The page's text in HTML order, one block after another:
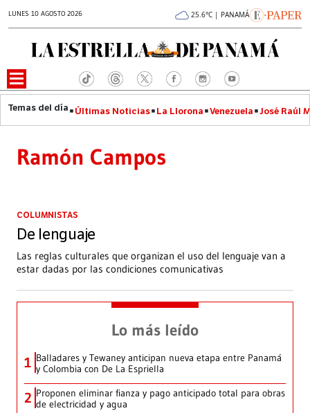
LUNES 10 AGOSTO 2026 25.6°C | PANAMÁ
Últimas Noticias La Llorona Venezuela José Raúl
Ramón Campos
COLUMNISTAS
De lenguaje
Las reglas culturales que organizan el uso del lenguaje van a
estar dadas por las condiciones comunicativas
Lo más leído
1 Balladares y Tewaney anticipan nueva etapa entre Panamá
y Colombia con De La Espriella
2 Proponen eliminar fianza y pago anticipado total para obras
de electricidad y agua